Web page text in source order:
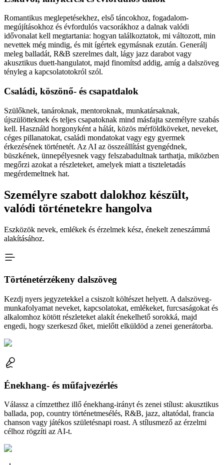
Romantikus meglepetésekhez, első táncokhoz, fogadalom-
megújításokhoz és évfordulós vacsorákhoz a dalnak valódi
idővonalat kell megtartania: hogyan találkoztatok, mi változott, min
nevettek még mindig, és mit ígértek egymásnak ezután. Generálj
meleg balladát, R&B szerelmes dalt, lágy jazz darabot vagy
akusztikus duett-hangulatot, majd finomítsd addig, amíg a dalszöveg
tényleg a kapcsolatotokról szól.
Családi, köszönő- és csapatdalok
Szülőknek, tanároknak, mentoroknak, munkatársaknak,
újszülötteknek és teljes csapatoknak mind másfajta személyre szabás
kell. Használd horgonyként a hálát, közös mérföldköveket, neveket,
céges pillanatokat, családi mondatokat vagy egy gyermek
érkezésének történetét. Az AI az összeállítást gyengédnek,
büszkének, ünnepélyesnek vagy felszabadultnak tarthatja, miközben
megőrzi azokat a részleteket, amelyek miatt a tiszteletadás
megérdemeltnek hat.
Személyre szabott dalokhoz készült,
valódi történetekre hangolva
Eszközök nevek, emlékek és érzelmek kész, énekelt zeneszámmá
alakításához.
Történetérzékeny dalszöveg
Kezdj nyers jegyzetekkel a csiszolt költészet helyett. A dalszöveg-
munkafolyamat neveket, kapcsolatokat, emlékeket, furcsaságokat és
alkalomhoz kötött részleteket alakít énekelhető sorokká, majd
engedi, hogy szerkeszd őket, mielőtt elküldöd a zenei generátorba.
Énekhang- és műfajvezérlés
Válassz a címzetthez illő énekhang-irányt és zenei stílust: akusztikus
ballada, pop, country történetmesélés, R&B, jazz, altatódal, francia
chanson vagy játékos születésnapi roast. A stílusmező az érzelmi
célhoz rögzíti az AI-t.